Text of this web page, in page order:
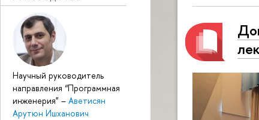
Научный руководитель
направления “Программная
инженерия" – Аветисян
Арутюн Ишханович